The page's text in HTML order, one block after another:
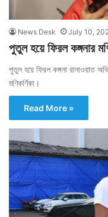
News Desk July 10,
পুতুল হয়ে ফিরল কঙ্গনার
পুতুল হয়ে ফিরল কঙ্গনা রানাওয়াত
মণিকর্ণিকা।
Read More »